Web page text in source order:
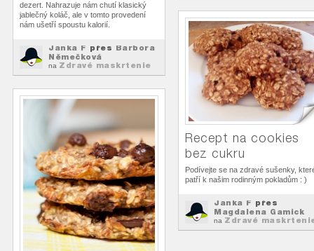
dezert. Nahrazuje nám chutí klasický
jablečný koláč, ale v tomto provedení
nám ušetří spoustu kalorií.
Janka F přes Barbora
Němečková
na Zdravé maskrtenie
Recept na cookies
bez cukru
Podívejte se na zdravé sušenky,
patří k našim rodinným pokladům : )
Janka F přes
Magdalena Gamick
na Zdravé